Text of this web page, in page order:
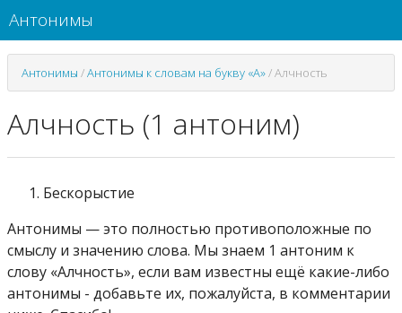
Антонимы
Антонимы /Антонимы к словам на букву «А»/Алчность
Алчность (1 антоним)
Бескорыстие
Антонимы — это полностью противоположные по
смыслу и значению слова. Мы знаем 1 антоним к
слову «Алчность», если вам известны ещё какие-либо
антонимы - добавьте их, пожалуйста, в комментарии